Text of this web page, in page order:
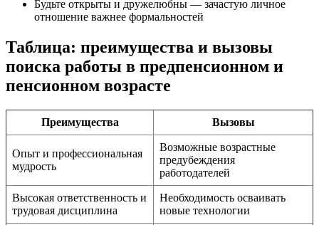
Будьте открыты и дружелюбны — зачастую личное
отношение важнее формальностей
Таблица: преимущества и вызовы
поиска работы в предпенсионном и
пенсионном возрасте
Преимущества Вызовы
Опыт и профессиональная
мудрость
Возможные возрастные
предубеждения
работодателей
Высокая ответственность и
трудовая дисциплина
Необходимость осваивать
новые технологии